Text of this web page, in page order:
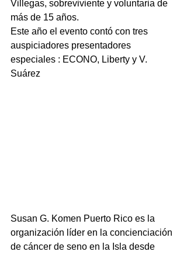
Villegas, sobreviviente y voluntaria de
más de 15 años.
Este año el evento contó con tres
auspiciadores presentadores
especiales : ECONO, Liberty y V.
Suárez
Susan G. Komen Puerto Rico es la
organización líder en la concienciación
de cáncer de seno en la Isla desde